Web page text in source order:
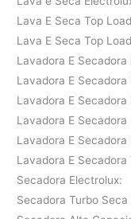
Lava E Seca Top
Lava E Seca Top
Lavadora E
Lavadora E Secadora
Lavadora E Secadora
Lavadora E
Lavadora E Secadora
Lavadora E Secadora
Secadora Electrolux:
Secadora Turbo